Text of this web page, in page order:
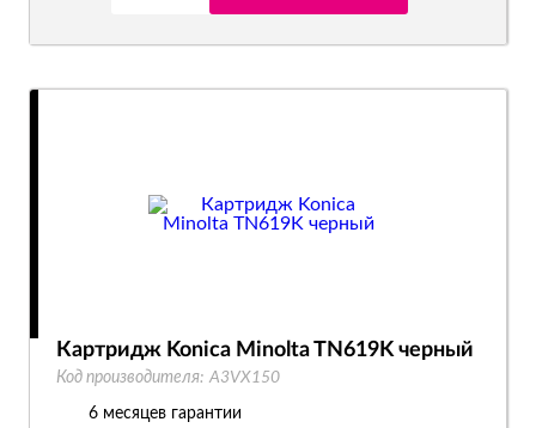
Картридж Konica Minolta TN619K черный
Код производителя: A3VX150
6 месяцев гарантии